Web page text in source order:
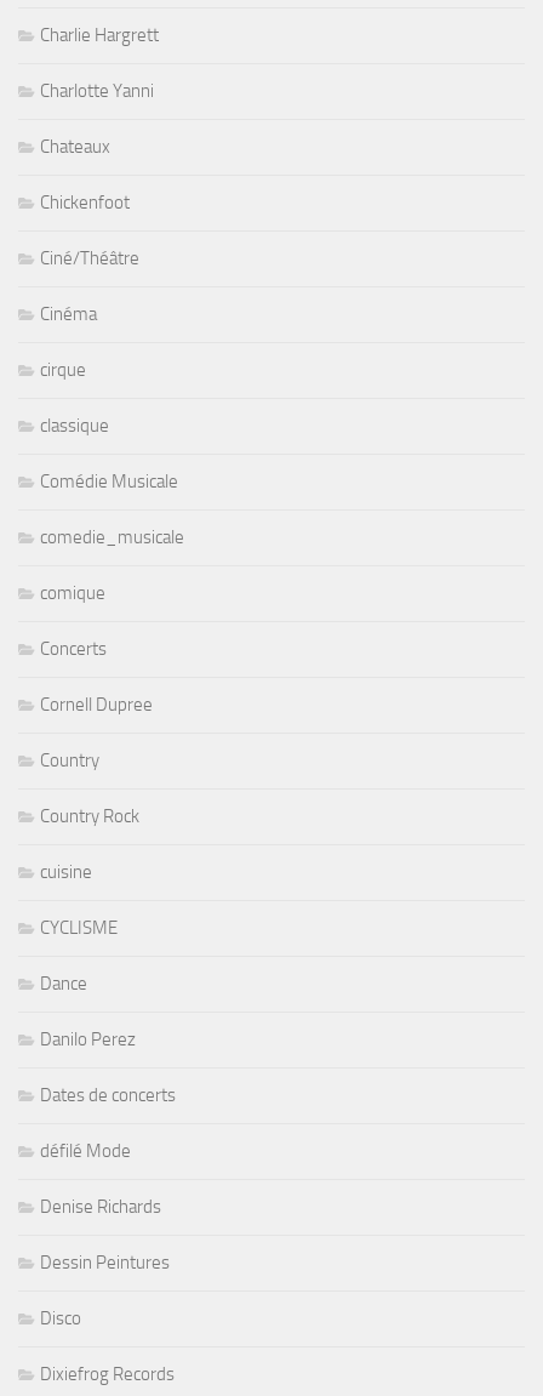
Charlie Hargrett
Charlotte Yanni
Chateaux
Chickenfoot
Ciné/Théâtre
Cinéma
cirque
classique
Comédie Musicale
comedie_musicale
comique
Concerts
Cornell Dupree
Country
Country Rock
cuisine
CYCLISME
Dance
Danilo Perez
Dates de concerts
défilé Mode
Denise Richards
Dessin Peintures
Disco
Dixiefrog Records